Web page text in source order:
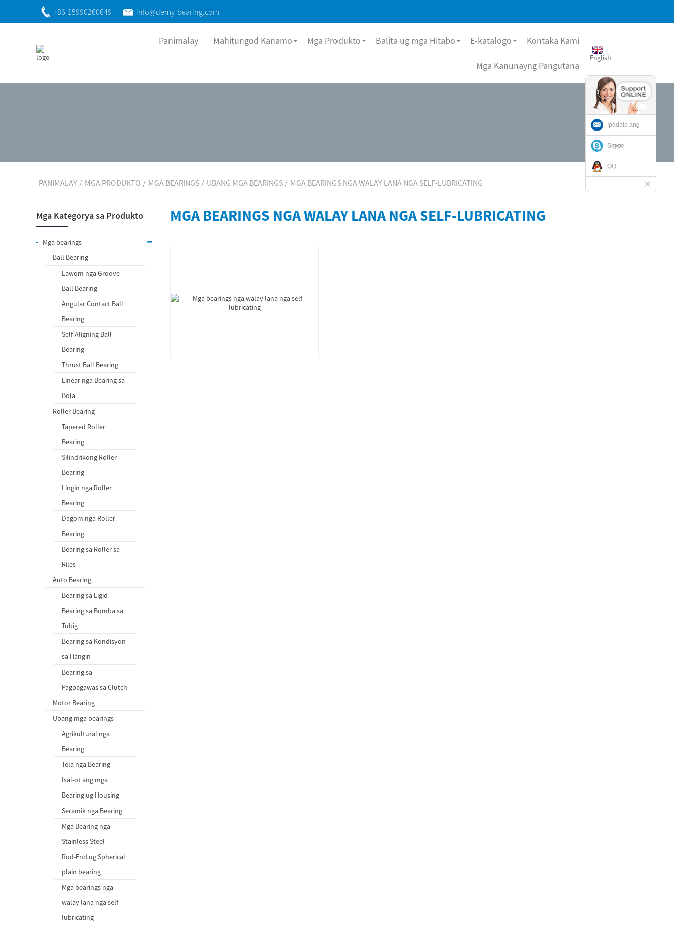
+86-15990260649 info@demy-bearing.com
Panimalay Mahitungod Kanamo Mga Produkto Balita ug mga Hitabo E-katalogo Kontaka Kami
Mga Kanunayng Pangutana
English
PANIMALAY MGA PRODUKTO MGA BEARINGS UBANG MGA BEARINGS MGA BEARINGS NGA WALAY LANA NGA SELF-LUBRICATING
Mga Kategorya sa Produkto
Mga bearings
Ball Bearing
Lawom nga Groove
Ball Bearing
Angular Contact Ball
Bearing
Self-Aligning Ball
Bearing
Thrust Ball Bearing
Linear nga Bearing sa
Bola
Roller Bearing
Tapered Roller
Bearing
Silindrikong Roller
Bearing
Lingin nga Roller
Bearing
Dagom nga Roller
Bearing
Bearing sa Roller sa
Riles
Auto Bearing
Bearing sa Ligid
Bearing sa Bomba sa
Tubig
Bearing sa Kondisyon
sa Hangin
Bearing sa
Pagpagawas sa Clutch
Motor Bearing
Ubang mga bearings
Agrikultural nga
Bearing
Tela nga Bearing
Isal-ot ang mga
Bearing ug Housing
Seramik nga Bearing
Mga Bearing nga
Stainless Steel
Rod-End ug Spherical
plain bearing
Mga bearings nga
walay lana nga self-
lubricating
MGA BEARINGS NGA WALAY LANA NGA SELF-LUBRICATING
Ipadala ang
Email
Skype
QQ